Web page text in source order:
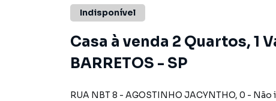
Indisponível
Casa à venda 2 Quartos, 1
BARRETOS - SP
RUA NBT 8 - AGOSTINHO JACYNTHO, 0 - Não